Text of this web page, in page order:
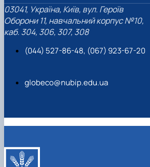
03041, Україна, Київ, вул. Героїв
Оборони 11, навчальний корпус №10,
каб. 304, 306, 307, 308
(044) 527-86-48, (067) 923-67-20
globeco@nubip.edu.ua